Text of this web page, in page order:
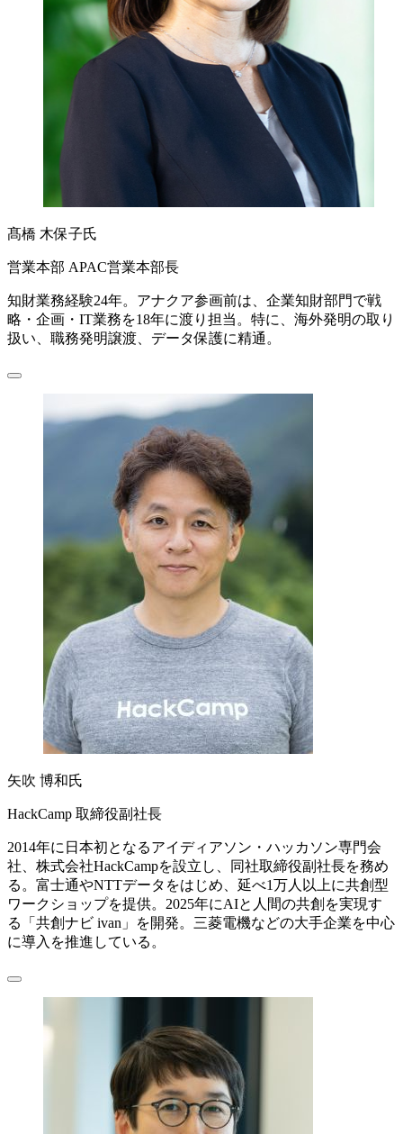
髙橋 木保子氏
営業本部 APAC営業本部長
知財業務経験24年。アナクア参画前は、企業知財部門で戦
略・企画・IT業務を18年に渡り担当。特に、海外発明の取り
扱い、職務発明譲渡、データ保護に精通。
矢吹 博和氏
HackCamp 取締役副社長
2014年に日本初となるアイディアソン・ハッカソン専門会
社、株式会社HackCampを設立し、同社取締役副社長を務め
る。富士通やNTTデータをはじめ、延べ1万人以上に共創型
ワークショップを提供。2025年にAIと人間の共創を実現す
る「共創ナビ ivan」を開発。三菱電機などの大手企業を中心
に導入を推進している。